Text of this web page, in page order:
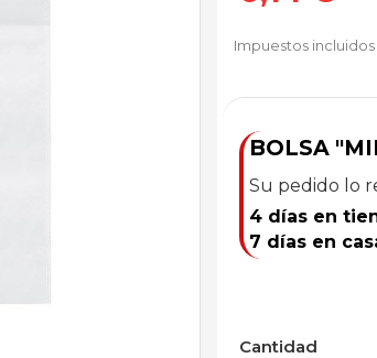
Impuestos incluidos
BOLSA
Su pedido lo
4 días en
7 días en
Cantidad